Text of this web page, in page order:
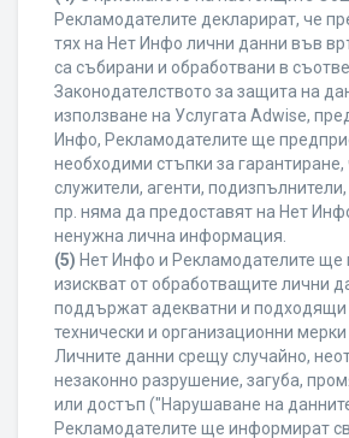
Рекламодателите декларират, че
тях на Нет Инфо лични данни във
са събирани и обработвани в
Законодателството за защита на
използване на Услугата Adwise,
Инфо, Рекламодателите ще
необходими стъпки за гарантиране,
служители, агенти, подизпълнители,
пр. няма да предоставят на Нет
ненужна лична информация.
(5) Нет Инфо и Рекламодателите
изискват от обработващите лични
поддържат адекватни и подходящи
технически и организационни
Личните данни срещу случайно,
незаконно разрушение, загуба,
или достъп ("Нарушаване на
Рекламодателите ще информират